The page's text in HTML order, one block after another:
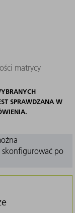
matrycy
SPRAWDZANA W
po